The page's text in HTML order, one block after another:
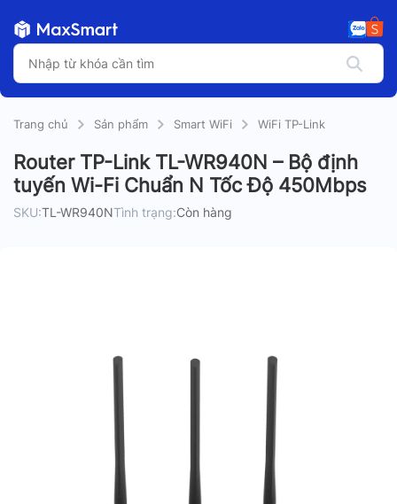
Trang chủ Sản phẩm Smart WiFi WiFi TP-Link
Router TP-Link TL-WR940N – Bộ định
tuyến Wi-Fi Chuẩn N Tốc Độ 450Mbps
SKU:TL-WR940NTình trạng:Còn hàng